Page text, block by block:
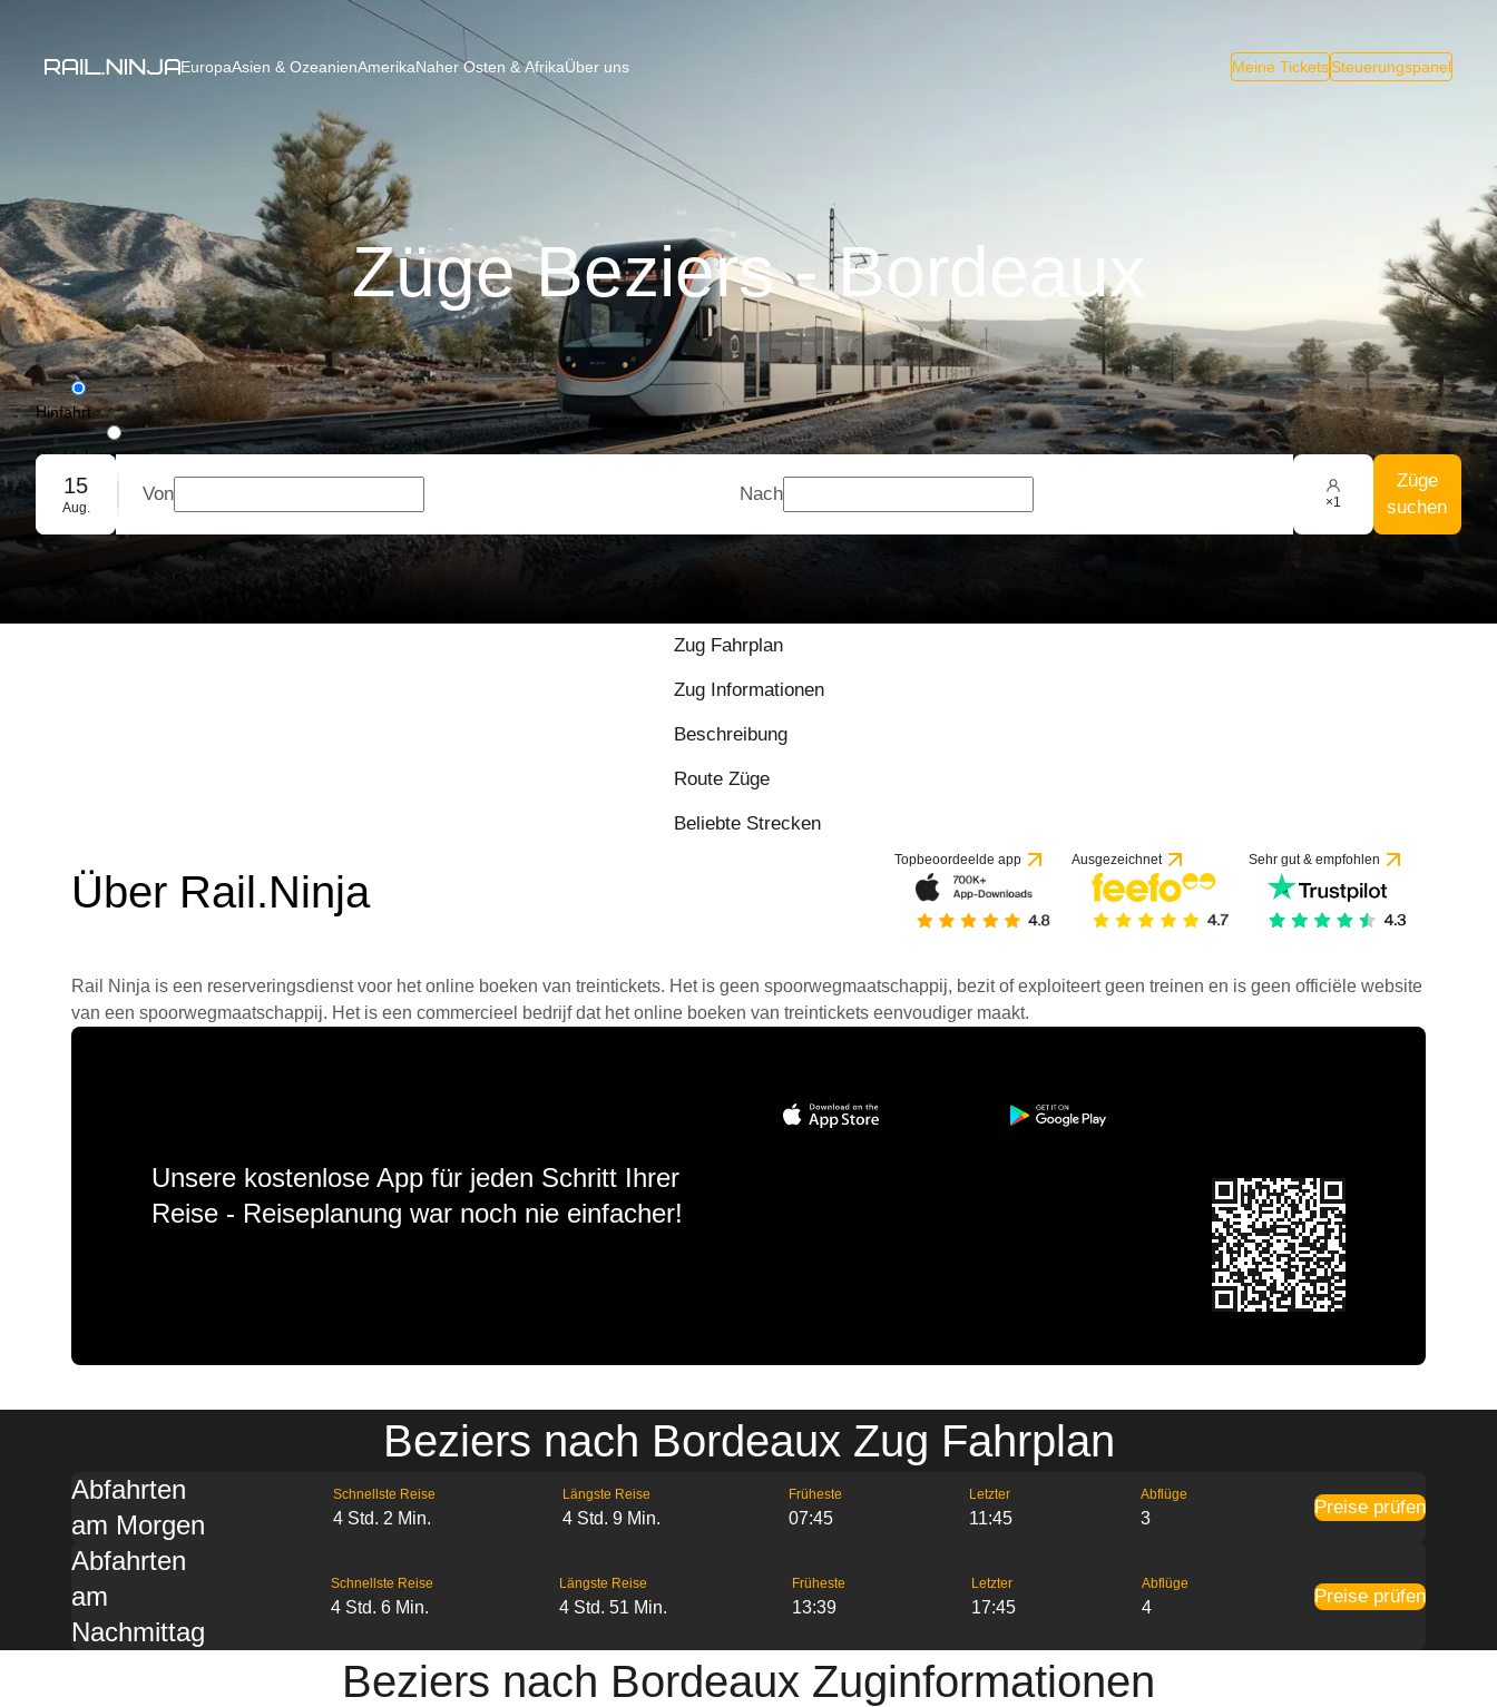
EuropaAsien & OzeanienAmerikaNaher Osten & AfrikaÜber uns Meine TicketsSteuerungspanel
Züge Beziers - Bordeaux
Hinfahrt
Rückfahrt
Gruppenbuchung
15
Aug.
Von Nach ×1
Züge
suchen
Zug Fahrplan
Zug Informationen
Beschreibung
Route Züge
Beliebte Strecken
Über Rail.Ninja
Topbeoordeelde app Ausgezeichnet Sehr gut & empfohlen
Rail Ninja is een reserveringsdienst voor het online boeken van treintickets. Het is geen spoorwegmaatschappij, bezit of exploiteert geen treinen en is geen officiële website
van een spoorwegmaatschappij. Het is een commercieel bedrijf dat het online boeken van treintickets eenvoudiger maakt.
Unsere kostenlose App für jeden Schritt Ihrer
Reise - Reiseplanung war noch nie einfacher!
Beziers nach Bordeaux Zug Fahrplan
Abfahrten
am Morgen
Schnellste Reise
4 Std. 2 Min.
Längste Reise
4 Std. 9 Min.
Früheste
07:45
Letzter
11:45
Abflüge
3
Preise prüfen
Abfahrten
am
Nachmittag
Schnellste Reise
4 Std. 6 Min.
Längste Reise
4 Std. 51 Min.
Früheste
13:39
Letzter
17:45
Abflüge
4
Preise prüfen
Beziers nach Bordeaux Zuginformationen